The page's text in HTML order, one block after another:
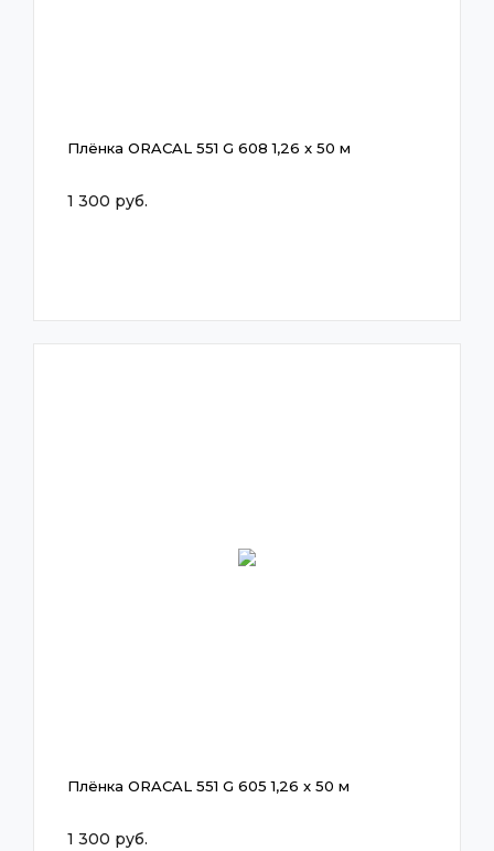
Плёнка ORACAL 551 G 608 1,26 x 50 м
1 300 руб.
Плёнка ORACAL 551 G 605 1,26 x 50 м
1 300 руб.